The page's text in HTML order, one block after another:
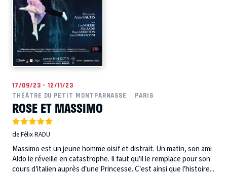
17/09/23 - 12/11/23
THÉÂTRE DU PETIT MONTPARNASSE
PARIS
ROSE ET MASSIMO
de Félix RADU
Massimo est un jeune homme oisif et distrait. Un matin, son ami
Aldo le réveille en catastrophe. Il faut qu’il le remplace pour son
cours d’italien auprès d’une Princesse. C’est ainsi que l’histoire...